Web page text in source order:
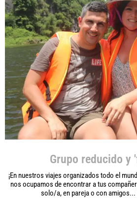
Grupo reducido y
¡En nuestros viajes organizados todo el
nos ocupamos de encontrar a tus
solo/a, en pareja o con amigos...